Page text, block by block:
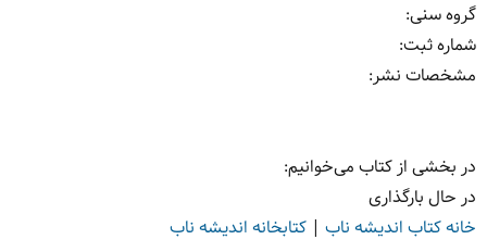
گروه سنی:
شماره ثبت:
مشخصات نشر: ‏‫
در بخشی از کتاب می‌خوانیم:
در حال بارگذاری
خانه کتاب اندیشه ناب | کتابخانه اندیشه ناب